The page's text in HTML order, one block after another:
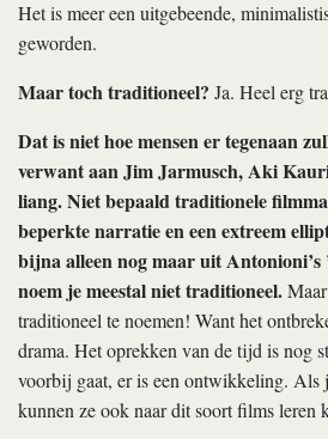
Het is meer een uitgebeende,
geworden.
Maar toch traditioneel? Ja. Heel erg
Dat is niet hoe mensen er tegenaan
verwant aan Jim Jarmusch, Aki
liang. Niet bepaald traditionele
beperkte narratie en een extreem
bijna alleen nog maar uit Antonioni’s
noem je meestal niet traditioneel.
traditioneel te noemen! Want het
drama. Het oprekken van de tijd is nog
voorbij gaat, er is een ontwikkeling. Als
kunnen ze ook naar dit soort films leren